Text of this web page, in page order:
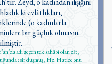
Zeyd, o kadından ilişiğini
ki evlâtlıkları,
(o kadınlarla
bir güçlük olmasın.
adı geçen tek sahâbî olan zât,
esir düşmüş, Hz. Hatice onu